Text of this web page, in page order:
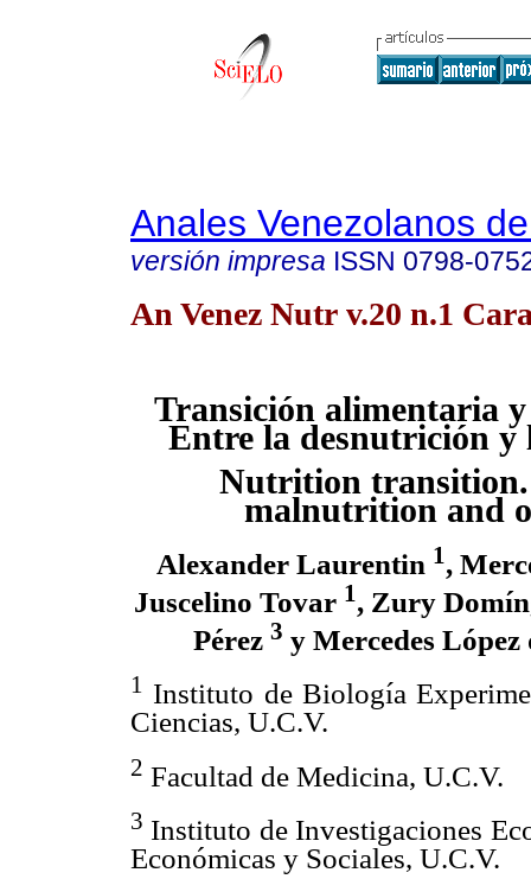
Anales Venezolanos
versión impresa ISSN 0798-
An Venez Nutr v.20 n.1
Transición alimentaria
Entre la desnutrición y
Nutrition
malnutrition and
Alexander Laurentin 1,
Juscelino Tovar 1, Zury
Pérez 3 y Mercedes
1 Instituto de Biología
Ciencias, U.C.V.
2 Facultad de Medicina, U.C.V.
3 Instituto de Investigaciones
Económicas y Sociales, U.C.V.